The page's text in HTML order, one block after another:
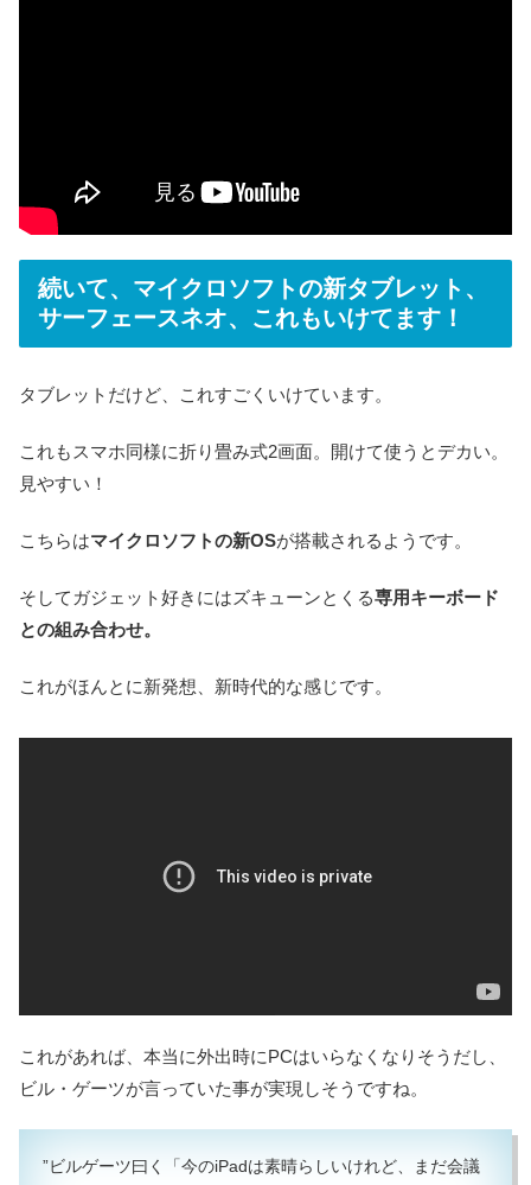
続いて、マイクロソフトの新タブレット、
サーフェースネオ、これもいけてます！
タブレットだけど、これすごくいけています。
これもスマホ同様に折り畳み式2画面。開けて使うとデカい。
見やすい！
こちらはマイクロソフトの新OSが搭載されるようです。
そしてガジェット好きにはズキューンとくる専用キーボード
との組み合わせ。
これがほんとに新発想、新時代的な感じです。
これがあれば、本当に外出時にPCはいらなくなりそうだし、
ビル・ゲーツが言っていた事が実現しそうですね。
”ビルゲーツ曰く「今のiPadは素晴らしいけれど、まだ会議